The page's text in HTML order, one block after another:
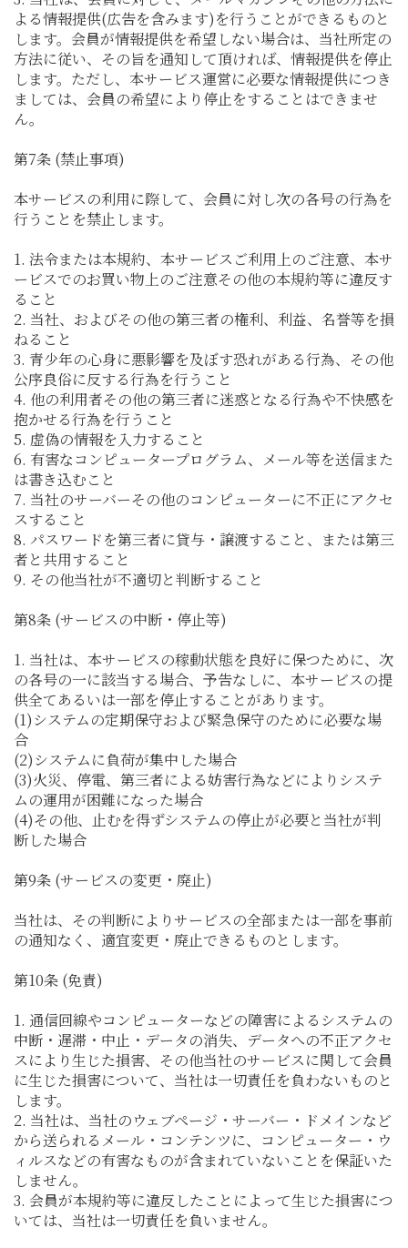
よる情報提供(広告を含みます)を行うことができるものと
します。会員が情報提供を希望しない場合は、当社所定の
方法に従い、その旨を通知して頂ければ、情報提供を停止
します。ただし、本サービス運営に必要な情報提供につき
ましては、会員の希望により停止をすることはできませ
ん。
第7条 (禁止事項)
本サービスの利用に際して、会員に対し次の各号の行為を
行うことを禁止します。
1. 法令または本規約、本サービスご利用上のご注意、本サ
ービスでのお買い物上のご注意その他の本規約等に違反す
ること
2. 当社、およびその他の第三者の権利、利益、名誉等を損
ねること
3. 青少年の心身に悪影響を及ぼす恐れがある行為、その他
公序良俗に反する行為を行うこと
4. 他の利用者その他の第三者に迷惑となる行為や不快感を
抱かせる行為を行うこと
5. 虚偽の情報を入力すること
6. 有害なコンピュータープログラム、メール等を送信また
は書き込むこと
7. 当社のサーバーその他のコンピューターに不正にアクセ
スすること
8. パスワードを第三者に貸与・譲渡すること、または第三
者と共用すること
9. その他当社が不適切と判断すること
第8条 (サービスの中断・停止等)
1. 当社は、本サービスの稼動状態を良好に保つために、次
の各号の一に該当する場合、予告なしに、本サービスの提
供全てあるいは一部を停止することがあります。
(1)システムの定期保守および緊急保守のために必要な場
合
(2)システムに負荷が集中した場合
(3)火災、停電、第三者による妨害行為などによりシステ
ムの運用が困難になった場合
(4)その他、止むを得ずシステムの停止が必要と当社が判
断した場合
第9条 (サービスの変更・廃止)
当社は、その判断によりサービスの全部または一部を事前
の通知なく、適宜変更・廃止できるものとします。
第10条 (免責)
1. 通信回線やコンピューターなどの障害によるシステムの
中断・遅滞・中止・データの消失、データへの不正アクセ
スにより生じた損害、その他当社のサービスに関して会員
に生じた損害について、当社は一切責任を負わないものと
します。
2. 当社は、当社のウェブページ・サーバー・ドメインなど
から送られるメール・コンテンツに、コンピューター・ウ
ィルスなどの有害なものが含まれていないことを保証いた
しません。
3. 会員が本規約等に違反したことによって生じた損害につ
いては、当社は一切責任を負いません。